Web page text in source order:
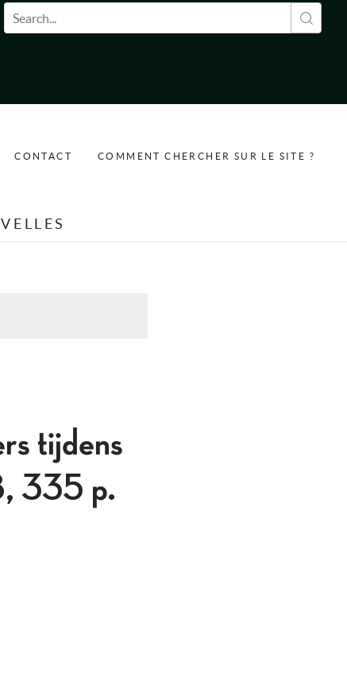
Formulaire de recherche
CONTACT COMMENT CHERCHER SUR LE SITE ?
tijdens
335 p.